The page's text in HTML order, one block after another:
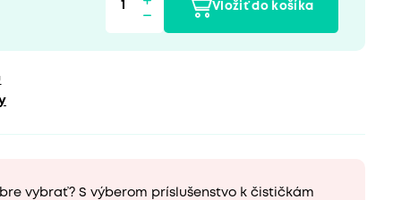
Vložiť do košíka
vybrať? S výberom príslušenstvo k čističkám